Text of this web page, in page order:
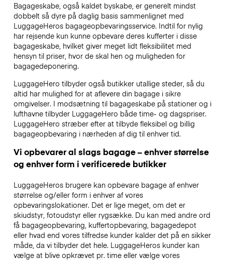
Bagageskabe, også kaldet byskabe, er generelt mindst
dobbelt så dyre på daglig basis sammenlignet med
LuggageHeros bagageopbevaringsservice. Indtil for nylig
har rejsende kun kunne opbevare deres kufferter i disse
bagageskabe, hvilket giver meget lidt fleksibilitet med
hensyn til priser, hvor de skal hen og muligheden for
bagagedeponering.
LuggageHero tilbyder også butikker utallige steder, så du
altid har mulighed for at aflevere din bagage i sikre
omgivelser. I modsætning til bagageskabe på stationer og i
lufthavne tilbyder LuggageHero både time- og dagspriser.
LuggageHero stræber efter at tilbyde fleksibel og billig
bagageopbevaring i nærheden af dig til enhver tid.
Vi opbevarer al slags bagage – enhver størrelse
og enhver form i verificerede butikker
LuggageHeros brugere kan opbevare bagage af enhver
størrelse og/eller form i enhver af vores
opbevaringslokationer. Det er lige meget, om det er
skiudstyr, fotoudstyr eller rygsække. Du kan med andre ord
få bagageopbevaring, kuffertopbevaring, bagagedepot
eller hvad end vores tilfredse kunder kalder det på en sikker
måde, da vi tilbyder det hele. LuggageHeros kunder kan
vælge at blive opkrævet pr. time eller vælge vores